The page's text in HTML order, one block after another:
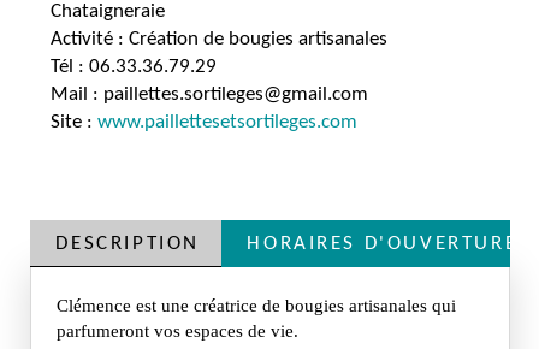
Chataigneraie
Activité : Création de bougies artisanales
Tél : 06.33.36.79.29
Mail : paillettes.sortileges@gmail.com
Site :www.paillettesetsortileges.com
DESCRIPTION HORAIRES D'OUVERTURE
Clémence est une créatrice de bougies artisanales qui
parfumeront vos espaces de vie.